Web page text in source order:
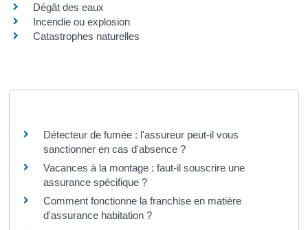
Dégât des eaux
Incendie ou explosion
Catastrophes naturelles
Détecteur de fumée : l'assureur peut-il vous
sanctionner en cas d'absence ?
Vacances à la montage : faut-il souscrire une
assurance spécifique ?
Comment fonctionne la franchise en matière
d'assurance habitation ?